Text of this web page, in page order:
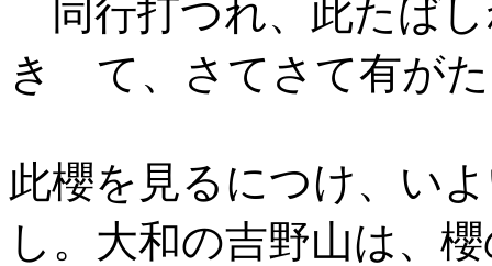
同行打つれ、此たば
きゝて、さてさて有が
此櫻を見るにつけ、い
し。 大和の吉野山は、